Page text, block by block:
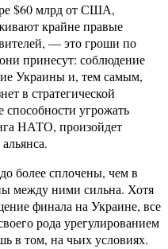
$60 млрд от США,
крайне правые
— это гроши по
принесут: соблюдение
Украины и, тем самым,
в стратегической
способности угрожать
НАТО, произойдет
более сплочены, чем в
между ними сильна. Хотя
финала на Украине, все
рода урегулированием
в том, на чьих условиях.